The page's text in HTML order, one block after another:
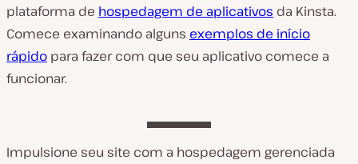
plataforma de hospedagem de aplicativos da Kinsta.
Comece examinando alguns exemplos de início
rápido para fazer com que seu aplicativo comece a
funcionar.
Impulsione seu site com a hospedagem gerenciada